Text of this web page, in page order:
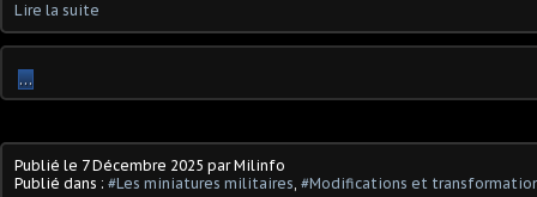
Lire la suite
…
Publié le 7 Décembre 2025 par Milinfo
Publié dans : #Les miniatures militaires, #Modifications et